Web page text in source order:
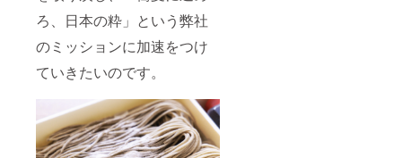
ろ、日本の粋」という弊社
のミッションに加速をつけ
ていきたいのです。